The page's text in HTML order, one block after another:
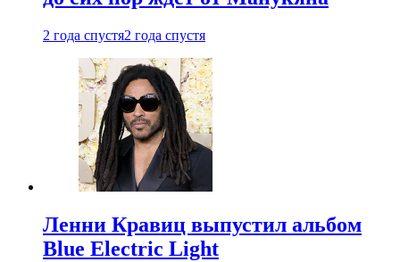
2 года спустя2 года спустя
Ленни Кравиц выпустил альбом
Blue Electric Light